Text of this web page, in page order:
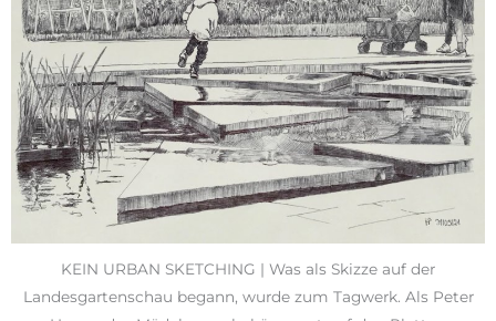
KEIN URBAN SKETCHING | Was als Skizze auf der
Landesgartenschau begann, wurde zum Tagwerk. Als Peter